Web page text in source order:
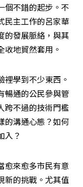
個不錯的起步。不
民主工作的呂家華
的發展脈絡，與其
收地貿然套用。
學到不少東西。
暢通的公民參與管
跨不過的技術門檻
的溝通心態？如何
入？
愈來愈多市民有意
新的挑戰。尤其值